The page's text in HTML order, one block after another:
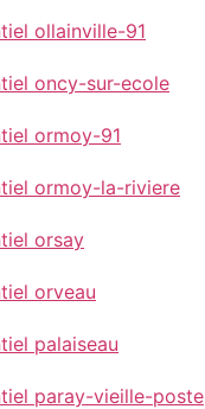
ollainville-91
oncy-sur-ecole
ormoy-91
ormoy-la-riviere
orsay
orveau
palaiseau
paray-vieille-poste